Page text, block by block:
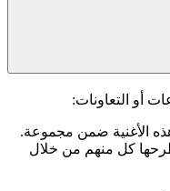
أو التعاونات:
الأغنية ضمن مجموعة.
كل منهم من خلال